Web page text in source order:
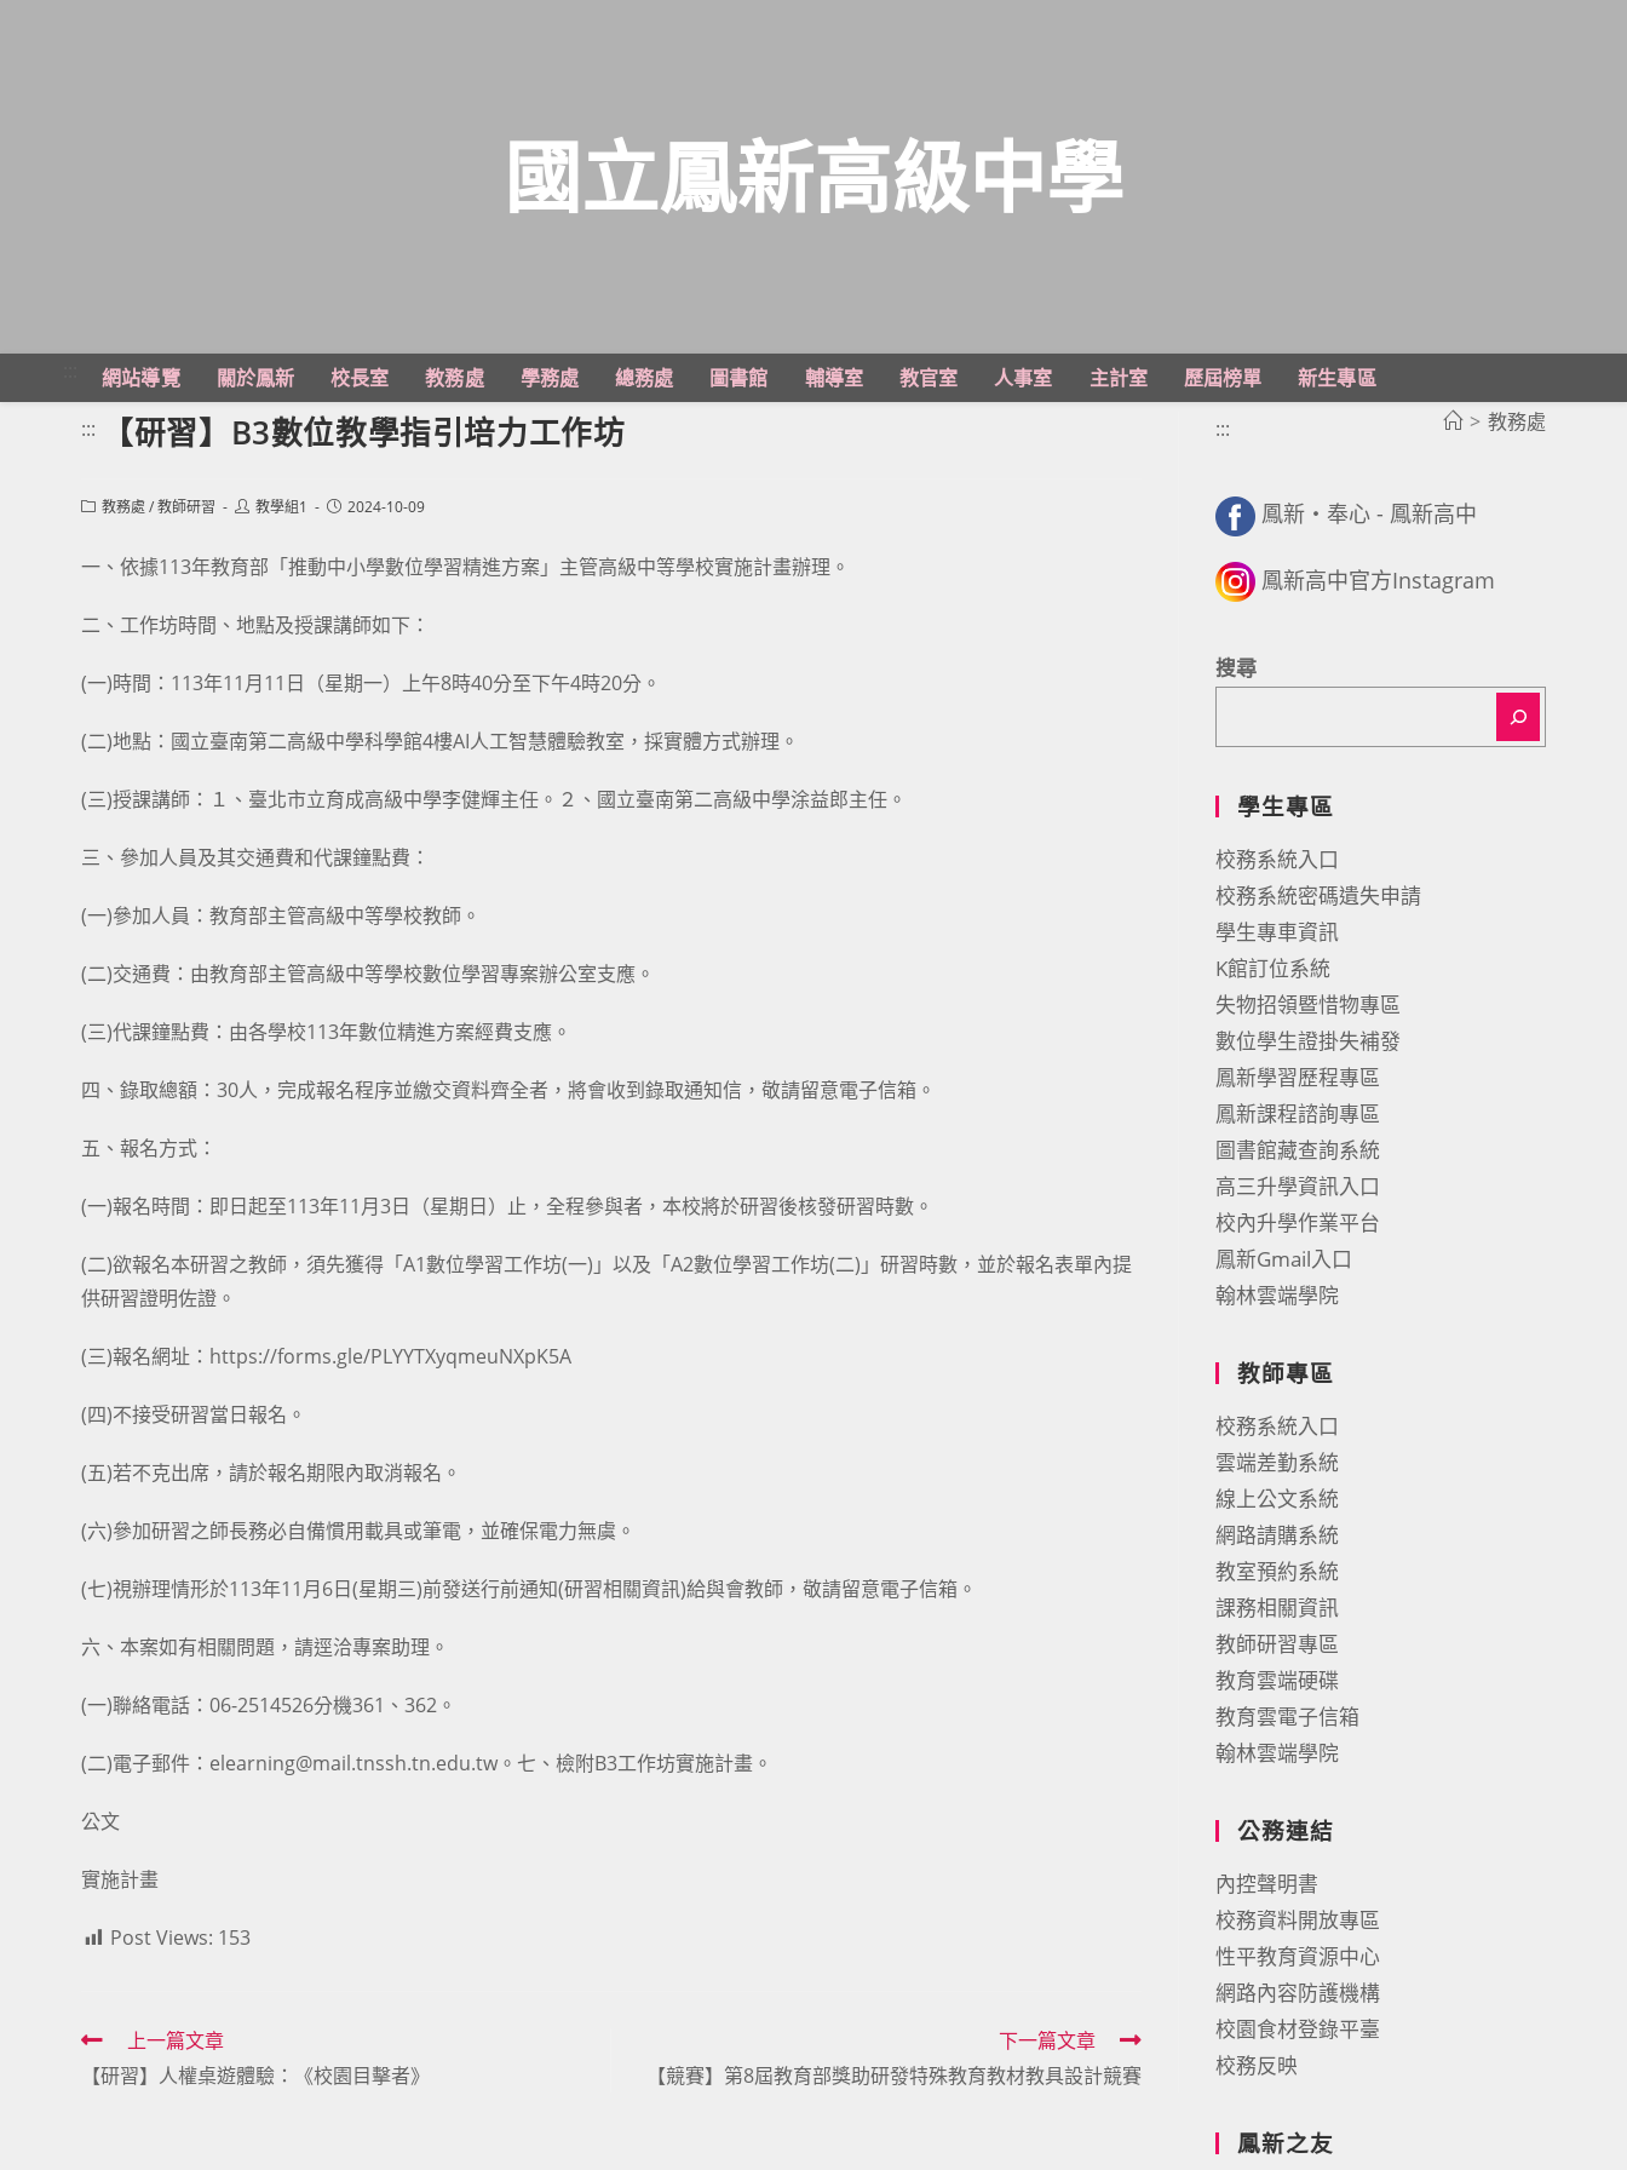
主
國立鳳新高級中學
網站導覽 關於鳳新 校長室 教務處 學務處 總務處 圖書館 輔導室 教官室 人事室 主計室 歷屆榜單
新生專區
> 教務處
::: 【研習】B3數位教學指引培力工作坊
Post教務處 /教師研習
Post教學組1
Post2024-10-09
一、依據113年教育部「推動中小學數位學習精進方案」主管高級中等學校實施計畫辦理。
二、工作坊時間、地點及授課講師如下：
(一)時間：113年11月11日（星期一）上午8時40分至下午4時20分。
(二)地點：國立臺南第二高級中學科學館4樓AI人工智慧體驗教室，採實體方式辦理。
(三)授課講師：１、臺北市立育成高級中學李健輝主任。２、國立臺南第二高級中學涂益郎主任。
三、參加人員及其交通費和代課鐘點費：
(一)參加人員：教育部主管高級中等學校教師。
(二)交通費：由教育部主管高級中等學校數位學習專案辦公室支應。
(三)代課鐘點費：由各學校113年數位精進方案經費支應。
四、錄取總額：30人，完成報名程序並繳交資料齊全者，將會收到錄取通知信，敬請留意電子信箱。
五、報名方式：
(一)報名時間：即日起至113年11月3日（星期日）止，全程參與者，本校將於研習後核發研習時數。
(二)欲報名本研習之教師，須先獲得「A1數位學習工作坊(一)」以及「A2數位學習工作坊(二)」研習時數，並於報名表單內提
供研習證明佐證。
(三)報名網址：https://forms.gle/PLYYTXyqmeuNXpK5A
(四)不接受研習當日報名。
(五)若不克出席，請於報名期限內取消報名。
(六)參加研習之師長務必自備慣用載具或筆電，並確保電力無虞。
(七)視辦理情形於113年11月6日(星期三)前發送行前通知(研習相關資訊)給與會教師，敬請留意電子信箱。
六、本案如有相關問題，請逕洽專案助理。
(一)聯絡電話：06-2514526分機361、362。
(二)電子郵件：elearning@mail.tnssh.tn.edu.tw。七、檢附B3工作坊實施計畫。
公文
實施計畫
Post Views: 153
Read
more
上一篇文章
【研習】人權桌遊體驗：《校園目擊者》
下一篇文章
【競賽】第8屆教育部獎助研發特殊教育教材教具設計競賽
:::
鳳新・奉心 - 鳳新高中
鳳新高中官方Instagram
搜尋
學生專區
校務系統入口
校務系統密碼遺失申請
學生專車資訊
K館訂位系統
失物招領暨惜物專區
數位學生證掛失補發
鳳新學習歷程專區
鳳新課程諮詢專區
圖書館藏查詢系統
高三升學資訊入口
校內升學作業平台
鳳新Gmail入口
翰林雲端學院
教師專區
校務系統入口
雲端差勤系統
線上公文系統
網路請購系統
教室預約系統
課務相關資訊
教師研習專區
教育雲端硬碟
教育雲電子信箱
翰林雲端學院
公務連結
內控聲明書
校務資料開放專區
性平教育資源中心
網路內容防護機構
校園食材登錄平臺
校務反映
鳳新之友